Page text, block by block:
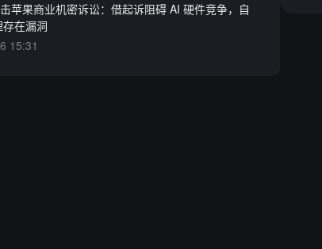
苹果商业机密诉讼：借起诉阻碍 AI 硬件竞争，自
在漏洞
15:31